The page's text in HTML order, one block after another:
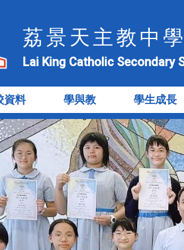
荔景天主教中學
Lai King Catholic Secondary
資料 學與教 學生成長